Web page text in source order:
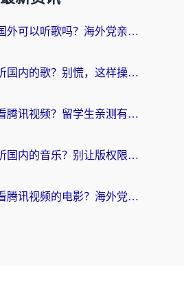
酷狗会员在国外可以听歌吗？海外党亲测有效：3步解决音乐权限难题
在国外无法听国内的歌？别慌，这样操作就能畅听QQ音乐（附亲测加速器推荐）
在国外如何看腾讯视频？留学生亲测有效的回国加速方案
在国外怎么听国内的音乐？别让版权限制断了你的华语歌单
怎么在国外看腾讯视频的电影？海外党亲测有效的回国加速指南